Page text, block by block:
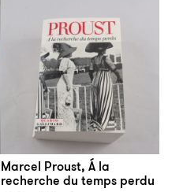
Marcel Proust, Á la
recherche du temps perdu